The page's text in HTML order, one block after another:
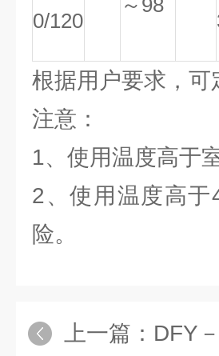
0/120
～98
根据用户要求，
注意：
1、使用温度高于
2、使用温度高
险。
上一篇： DFY－